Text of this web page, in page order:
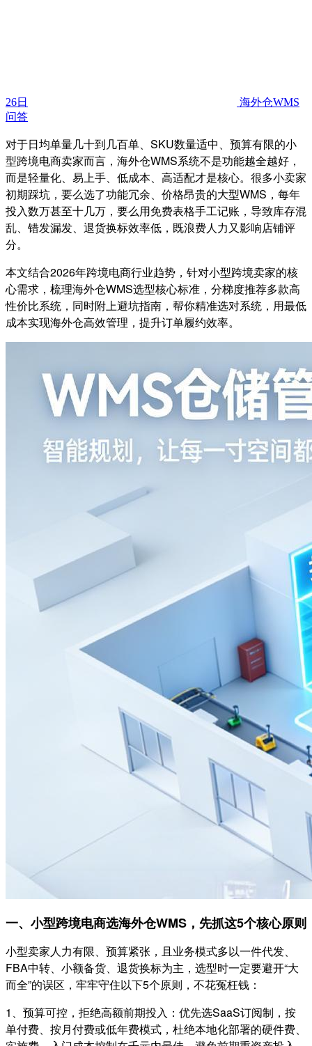
26日
海外仓WMS
问答
对于日均单量几十到几百单、SKU数量适中、预算有限的小
型跨境电商卖家而言，海外仓WMS系统不是功能越全越好，
而是轻量化、易上手、低成本、高适配才是核心。很多小卖家
初期踩坑，要么选了功能冗余、价格昂贵的大型WMS，每年
投入数万甚至十几万，要么用免费表格手工记账，导致库存混
乱、错发漏发、退货换标效率低，既浪费人力又影响店铺评
分。
本文结合2026年跨境电商行业趋势，针对小型跨境卖家的核
心需求，梳理海外仓WMS选型核心标准，分梯度推荐多款高
性价比系统，同时附上避坑指南，帮你精准选对系统，用最低
成本实现海外仓高效管理，提升订单履约效率。
一、小型跨境电商选海外仓WMS，先抓这5个核心原则
小型卖家人力有限、预算紧张，且业务模式多以一件代发、
FBA中转、小额备货、退货换标为主，选型时一定要避开“大
而全”的误区，牢牢守住以下5个原则，不花冤枉钱：
1、预算可控，拒绝高额前期投入：优先选SaaS订阅制，按
单付费、按月付费或低年费模式，杜绝本地化部署的硬件费、